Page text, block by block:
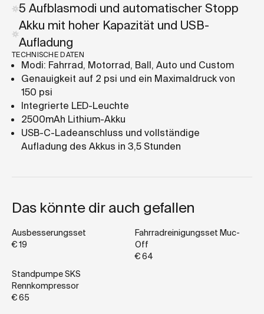
5 Aufblasmodi und automatischer Stopp
Akku mit hoher Kapazität und USB-
Aufladung
TECHNISCHE DATEN
Modi: Fahrrad, Motorrad, Ball, Auto und Custom
Genauigkeit auf 2 psi und ein Maximaldruck von
150 psi
Integrierte LED-Leuchte
2500mAh Lithium-Akku
USB-C-Ladeanschluss und vollständige
Aufladung des Akkus in 3,5 Stunden
Das könnte dir auch gefallen
Ausbesserungsset
€ 19
Fahrradreinigungsset Muc-
Off
€ 64
Standpumpe SKS
Rennkompressor
€ 65